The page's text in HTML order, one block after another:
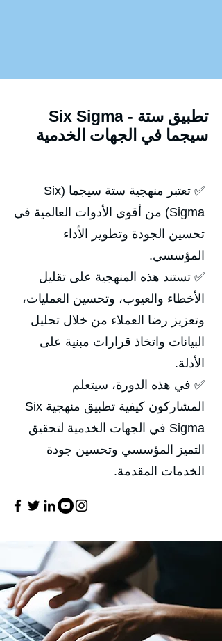
Six Sigma - تطبيق ستة
سيجما في الجهات الخدمية
✅ تعتبر منهجية ستة سيجما (Six
Sigma) من أقوى الأدوات العالمية في
تحسين الجودة وتطوير الأداء
المؤسسي.
✅ تستند هذه المنهجية على تقليل
الأخطاء والعيوب، وتحسين العمليات،
وتعزيز رضا العملاء من خلال تحليل
البيانات واتخاذ قرارات مبنية على
الأدلة.
✅ في هذه الدورة، سيتعلم
المشاركون كيفية تطبيق منهجية Six
Sigma في الجهات الخدمية لتحقيق
التميز المؤسسي وتحسين جودة
الخدمات المقدمة.